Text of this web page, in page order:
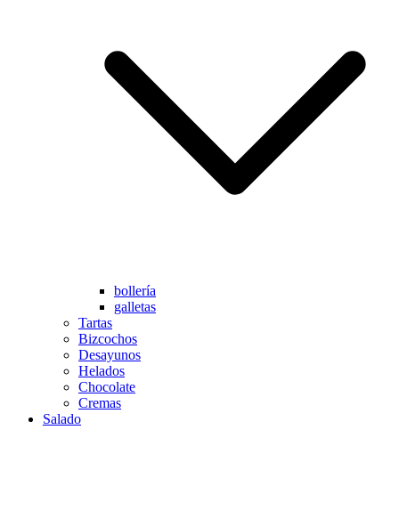
bollería
galletas
Tartas
Bizcochos
Desayunos
Helados
Chocolate
Cremas
Salado